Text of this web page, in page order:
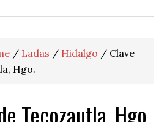
/ Ladas / Hidalgo / Clave
Hgo.
Tecozautla, Hgo.